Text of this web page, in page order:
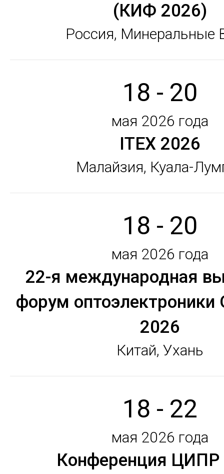
(КИФ 2026)
Россия, Минеральные
18 - 20
мая 2026 года
ITEX 2026
Малайзия, Куала-
18 - 20
мая 2026 года
22-я международная
форум оптоэлектроники
2026
Китай, Ухань
18 - 22
мая 2026 года
Конференция ЦИПР